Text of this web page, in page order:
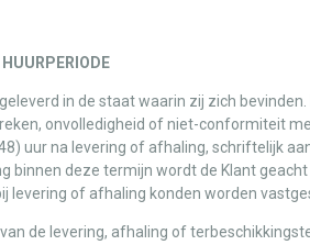
in de staat waarin zij zich
onvolledigheid of niet-conformiteit
uur na levering of afhaling, schriftelijk
binnen deze termijn wordt de Klant
levering of afhaling konden worden
de levering, afhaling of